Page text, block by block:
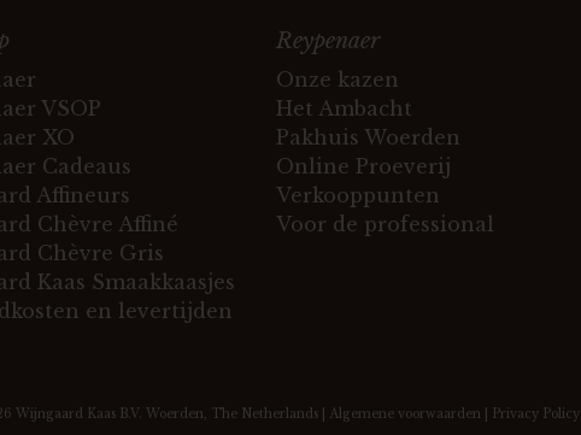
VSOP
XO
Cadeaus
Affineurs
Chèvre Affiné
Chèvre Gris
Kaas Smaakkaasjes
en levertijden
Reypenaer
Onze kazen
Het Ambacht
Pakhuis Woerden
Online Proeverij
Verkooppunten
Voor de professional
Wijngaard Kaas B.V. Woerden, The Netherlands | Algemene voorwaarden Privacy Policy